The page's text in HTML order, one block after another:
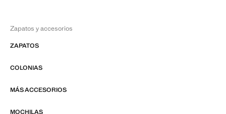
Zapatos y accesorios
ZAPATOS
COLONIAS
MÁS ACCESORIOS
MOCHILAS